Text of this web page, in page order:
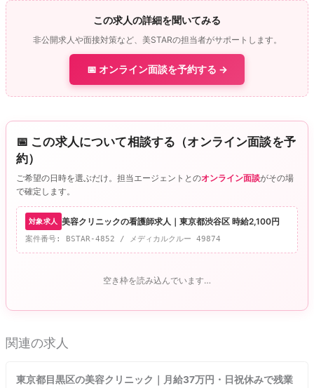
e
o
k
er
e er
e
st
e
n
a
p
y
Li
n
k
この求人の詳細を聞いてみる
非公開求人や面接対策など、美STARの担当者がサポートします。
📅 オンライン面談を予約する →
📅 この求人について相談する（オンライン面談を予
約）
ご希望の日時を選ぶだけ。担当エージェントとのオンライン面談がその場
で確定します。
対象求人 美容クリニックの看護師求人｜東京都渋谷区 時給2,100円
案件番号: BSTAR-4852 / メディカルクルー 49874
空き枠を読み込んでいます…
関連の求人
東京都目黒区の美容クリニック｜月給37万円・日祝休みで残業